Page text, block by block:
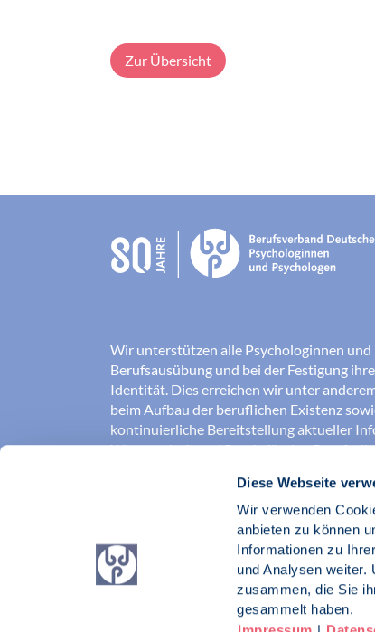
Diese Webseite
Wir verwenden
anbieten zu können
Informationen zu
und Analysen weiter.
zusammen, die Sie
gesammelt haben.
Zur Übersicht
Wir unterstützen alle Psychologinnen und
Berufsausübung und bei der Festigung
Identität. Dies erreichen wir unter
beim Aufbau der beruflichen Existenz
kontinuierliche Bereitstellung aktueller
Wissenschaft und Praxis für den
Wir erschließen und sichern Berufsfelder
Erkenntnisse der Psychologie
umgesetzt werden. Darüber hinaus
Psychologinnen und Psychologen in der
vertreten eigene berufspolitische
Berufsverband Deutscher